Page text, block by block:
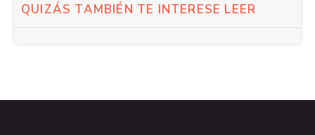
QUIZÁS TAMBIÉN TE INTERESE LEER